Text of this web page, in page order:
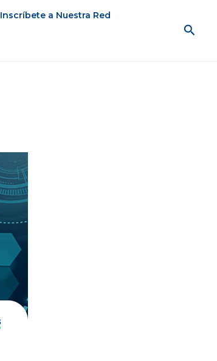
Inscríbete a Nuestra Red